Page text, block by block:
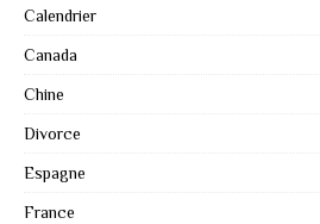
Calendrier
Canada
Chine
Divorce
Espagne
France